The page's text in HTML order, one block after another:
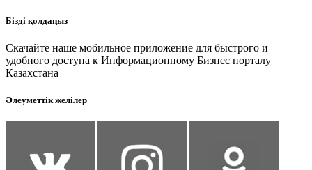
Бізді қолдаңыз
Скачайте наше мобильное приложение для быстрого и
удобного доступа к Информационному Бизнес порталу
Казахстана
Әлеуметтік желілер